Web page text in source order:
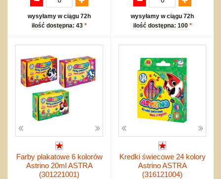
wysyłamy w ciągu 72h
ilość dostępna: 43 *
wysyłamy w ciągu 72h
ilość dostępna: 100 *
Farby plakatowe 6 kolorów
Astrino 20ml ASTRA
(301221001)
Kredki świecowe 24 kolory
Astrino ASTRA
(316121004)